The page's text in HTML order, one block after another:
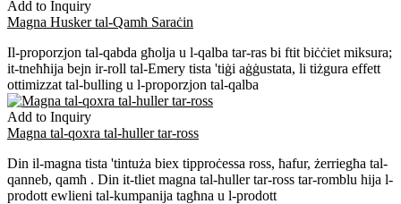
Add to Inquiry
Magna Husker tal-Qamħ Saraċin
Il-proporzjon tal-qabda għolja u l-qalba tar-ras bi ftit biċċiet miksura;
it-tneħħija bejn ir-roll tal-Emery tista 'tiġi aġġustata, li tiżgura effett
ottimizzat tal-bulling u l-proporzjon tal-qalba
Add to Inquiry
Magna tal-qoxra tal-huller tar-ross
Din il-magna tista 'tintuża biex tipproċessa ross, ħafur, żerriegħa tal-
qanneb, qamħ . Din it-tliet magna tal-huller tar-ross tar-romblu hija l-
prodott ewlieni tal-kumpanija tagħna u l-prodott